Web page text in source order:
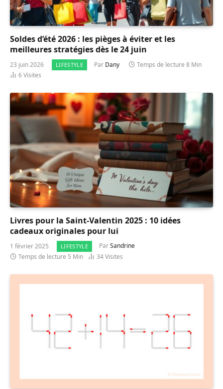
Soldes d’été 2026 : les pièges à éviter et les
meilleures stratégies dès le 24 juin
23 juin 2026 LIFESTYLE Par Dany
Temps de lecture 8 Min
6Visites
Livres pour la Saint-Valentin 2025 : 10 idées
cadeaux originales pour lui
1 février 2025 LIFESTYLE ParSandrine
Temps de lecture 5 Min
34Visites